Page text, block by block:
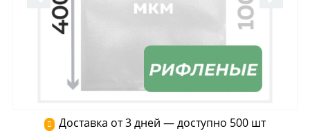
Доставка от 3 дней — доступно 500 шт